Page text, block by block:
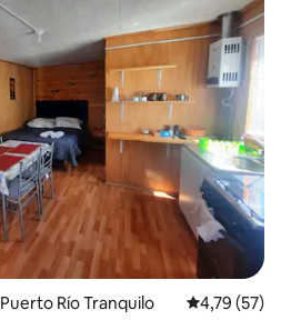
Río Tranquilo Keskmine
4,79 (57)